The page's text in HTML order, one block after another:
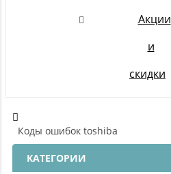
Акции
и
скидки
Коды ошибок toshiba
КАТЕГОРИИ